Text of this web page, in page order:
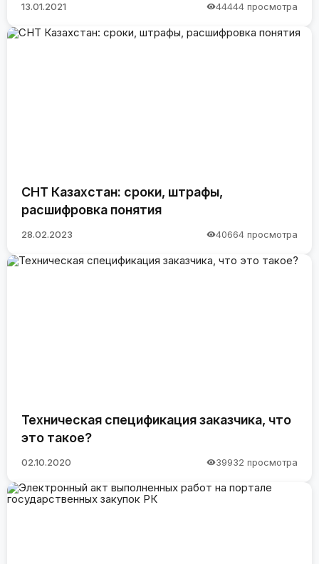
13.01.2021 44444 просмотра
СНТ Казахстан: сроки, штрафы,
расшифровка понятия
28.02.2023 40664 просмотра
Техническая спецификация заказчика, что
это такое?
02.10.2020 39932 просмотра